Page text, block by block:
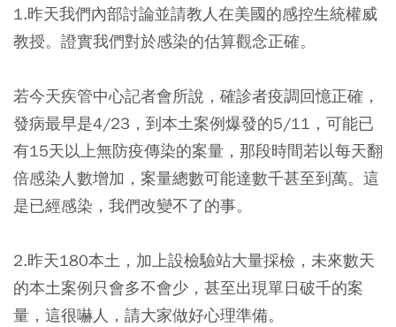
1.昨天我們內部討論並請教人在美國的感控生統權威
教授。證實我們對於感染的估算觀念正確。
若今天疾管中心記者會所說，確診者疫調回憶正確，
發病最早是4/23，到本土案例爆發的5/11，可能已
有15天以上無防疫傳染的案量，那段時間若以每天翻
倍感染人數增加，案量總數可能達數千甚至到萬。這
是已經感染，我們改變不了的事。
2.昨天180本土，加上設檢驗站大量採檢，未來數天
的本土案例只會多不會少，甚至出現單日破千的案
量，這很嚇人，請大家做好心理準備。